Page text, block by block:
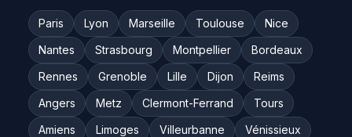
Paris Lyon Marseille Toulouse
Nice
Nantes
Strasbourg Montpellier
Bordeaux
Rennes
Grenoble Lille Dijon
Reims
Angers
Metz Clermont-Ferrand
Tours
Amiens
Limoges Villeurbanne
Vénissieux